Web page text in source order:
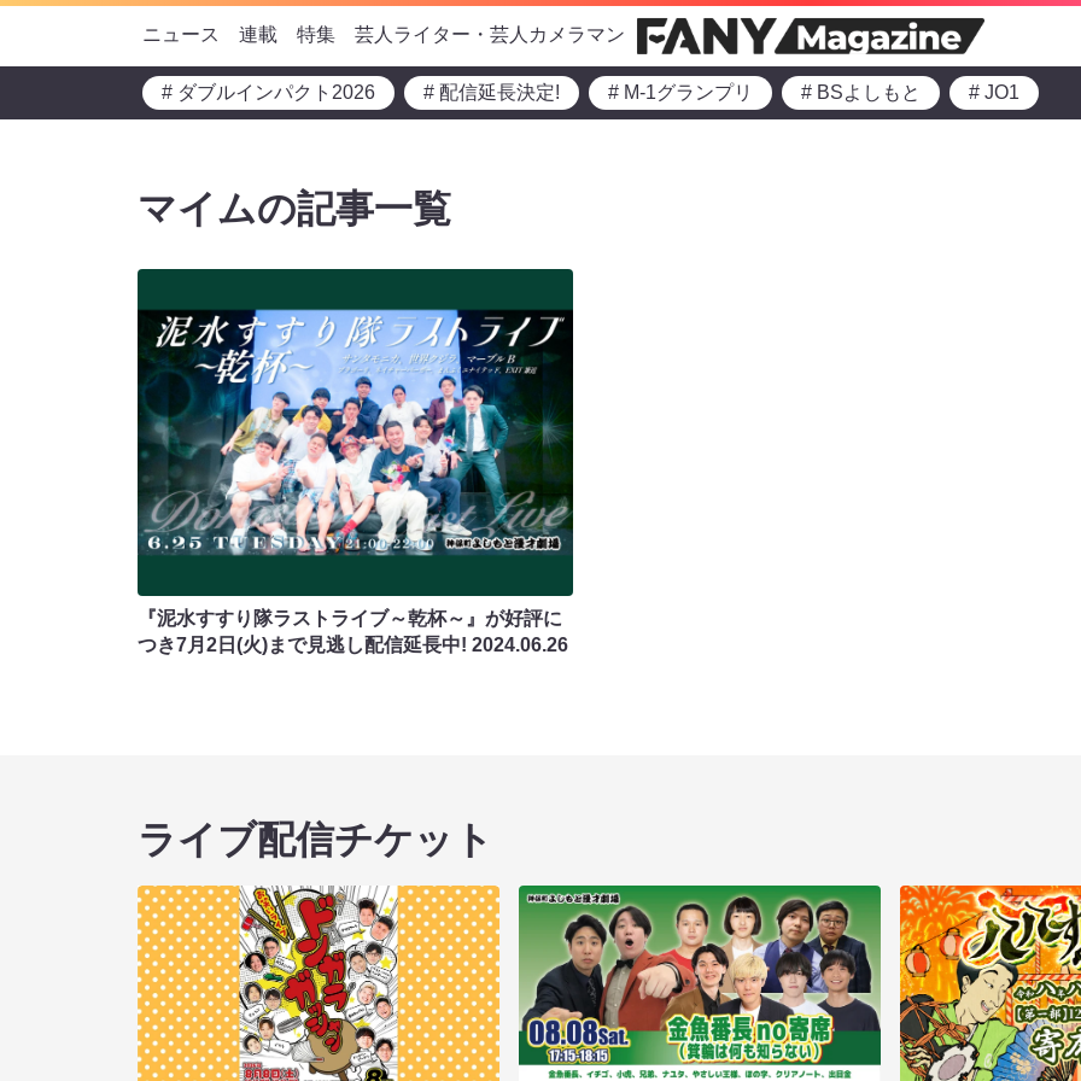
ニュース 連載 特集 芸人ライター・芸人カメラマン
# ダブルインパクト2026 # 配信延長決定! # M-1グランプリ # BSよしもと # JO1
マイムの記事一覧
『泥水すすり隊ラストライブ～乾杯～』が好評に
つき7月2日(火)まで見逃し配信延長中! 2024.06.26
ライブ配信チケット